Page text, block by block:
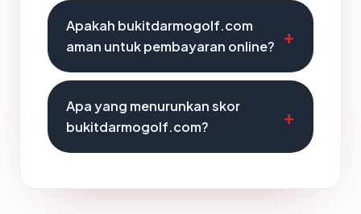
Apakah bukitdarmogolf.com
aman untuk pembayaran online?
Apa yang menurunkan skor
bukitdarmogolf.com?